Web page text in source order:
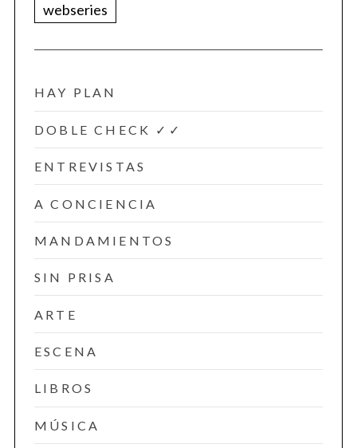
webseries
HAY PLAN
DOBLE CHECK ✓✓
ENTREVISTAS
A CONCIENCIA
MANDAMIENTOS
SIN PRISA
ARTE
ESCENA
LIBROS
MÚSICA